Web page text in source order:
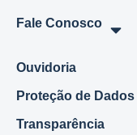
Fale Conosco
Ouvidoria
Proteção de Dados
Transparência